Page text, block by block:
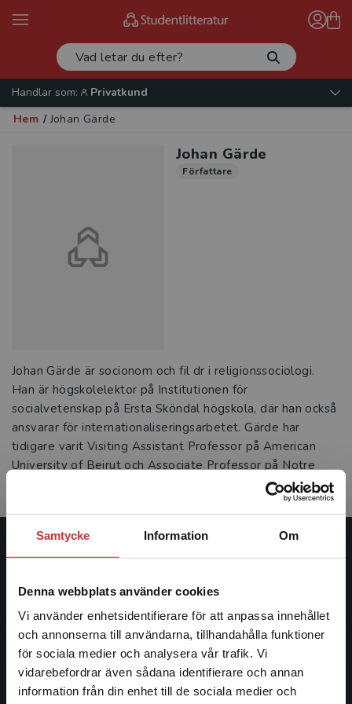
Samtycke Information Om
Denna webbplats använder cookies
Vi använder enhetsidentifierare för att anpassa innehållet
och annonserna till användarna, tillhandahålla funktioner
för sociala medier och analysera vår trafik. Vi
vidarebefordrar även sådana identifierare och annan
information från din enhet till de sociala medier och
Begränsad fraktregion
Handlar som:
Privatkund
Hem / Johan Gärde
Johan Gärde
Författare
Johan Gärde är socionom och fil dr i religionssociologi.
Han är högskolelektor på Institutionen för
socialvetenskap på Ersta Sköndal högskola, där han också
ansvarar för internationaliseringsarbetet. Gärde har
tidigare varit Visiting Assistant Professor på American
University of Beirut och Associate Professor på Notre
Studentlitteratur
Studentlitteratur grundades 1963 och är idag Sveriges
ledande utbildningsförlag. Med läromedel, kurslitteratur,
facklitteratur, utbildningar och digitala
informationstjänster i utbudet, finns Studentlitteratur med
längs hela kunskapsresan.